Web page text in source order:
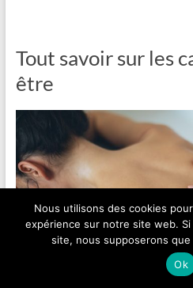
Tout savoir sur les
être
Nous utilisons des cookies
expérience sur notre site web.
site, nous supposerons
Ok